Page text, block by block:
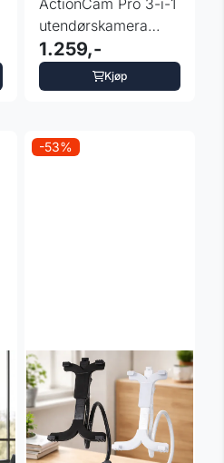
utendørskamera
inSPORTline
1.259,-
Kjøp
-53%